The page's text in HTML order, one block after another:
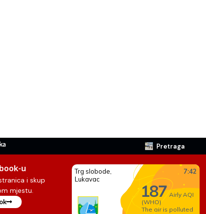
Pretraga
u
i skup
mjestu.